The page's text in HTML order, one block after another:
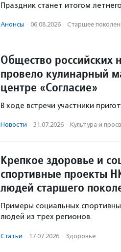
Праздник станет итогом
Анонсы · 06.08.2026 · Старшее
Общество российских
провело кулинарный
центре «Согласие»
В ходе встречи участники
Новости · 31.07.2026 · Культура и
Крепкое здоровье и
спортивные проекты
людей старшего
Примеры социальных
людей из трех регионов.
Статьи · 17.07.2026 · Здоровье